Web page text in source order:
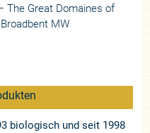
The Great Domaines of
MW
biologisch und seit 1998